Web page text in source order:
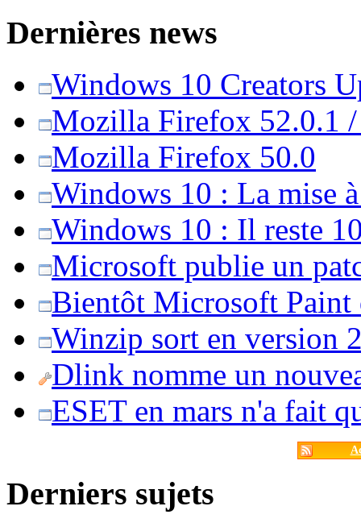
Dernières news
Windows 10 Creators
Mozilla Firefox 52.0.1
Mozilla Firefox 50.0
Windows 10 : La mise
Windows 10 : Il reste
Microsoft publie un
Bientôt Microsoft Paint
Winzip sort en version
Dlink nomme un
ESET en mars n'a fait
Derniers sujets